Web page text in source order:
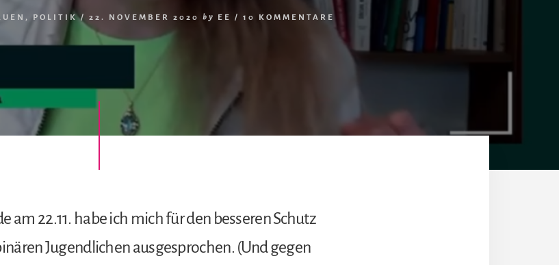
, POLITIK/ 22. NOVEMBER 2020 by EE / 10 KOMMENTARE
am 22.11. habe ich mich für den besseren Schutz
Jugendlichen ausgesprochen. (Und gegen